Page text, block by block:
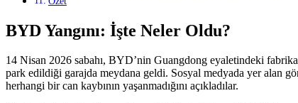
BYD Yangını: İşte Neler Oldu?
14 Nisan 2026 sabahı, BYD’nin Guangdong eyaletindeki
park edildiği garajda meydana geldi. Sosyal medyada yer alan
herhangi bir can kaybının yaşanmadığını açıkladılar.